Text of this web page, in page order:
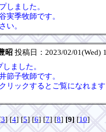
しました。
実季牧師です。
い。
昭投稿日：2023/02/01(Wed)
ました。
節子牧師です。
リックするとご覧になれま
3] [4] [5] [6] [7] [8][9][10]